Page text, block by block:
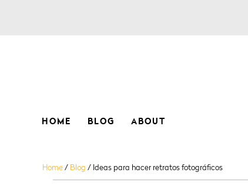
HOME BLOG ABOUT
Home / Blog / Ideas para hacer retratos fotográficos